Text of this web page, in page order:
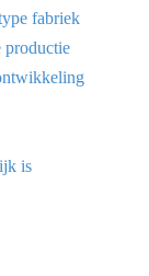
fabriek
productie
is